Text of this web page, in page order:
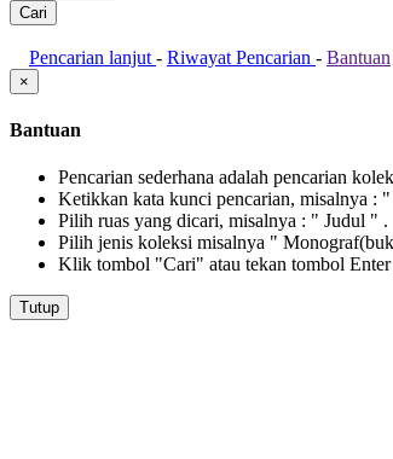
Pencarian lanjut - Riwayat Pencarian - Bantuan
×
Bantuan
Pencarian sederhana adalah pencarian
Ketikkan kata kunci pencarian, misalnya :
Pilih ruas yang dicari, misalnya : " Judul " .
Pilih jenis koleksi misalnya "
Klik tombol "Cari" atau tekan tombol Enter
Tutup